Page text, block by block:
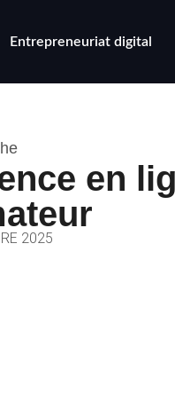
Entrepreneuriat digital
en
2025